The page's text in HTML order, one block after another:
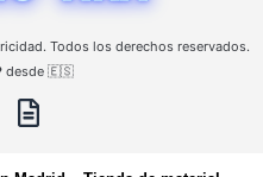
Todos los derechos reservados.
desde 🇪🇸